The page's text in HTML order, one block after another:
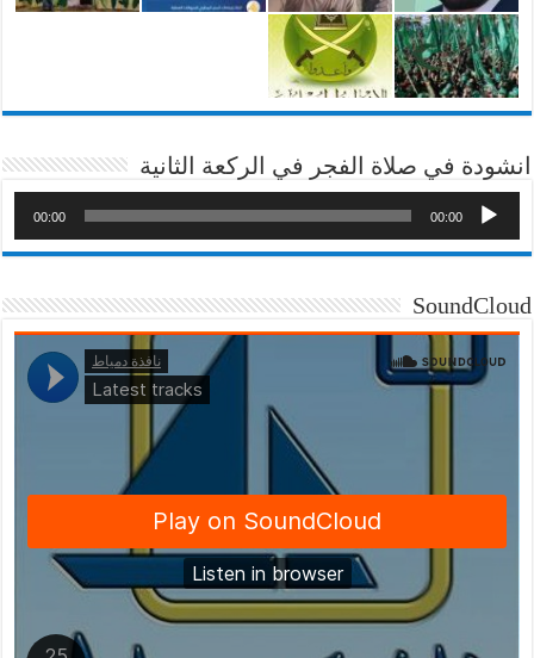
انشودة في صلاة الفجر في الركعة الثانية
00:00
00:00
SoundCloud